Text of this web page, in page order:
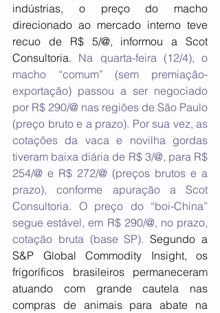
indústrias, o preço do macho
direcionado ao mercado interno teve
recuo de R$ 5/@, informou a Scot
Consultoria. Na quarta-feira (12/4), o
macho “comum” (sem premiação-
exportação) passou a ser negociado
por R$ 290/@ nas regiões de São Paulo
(preço bruto e a prazo). Por sua vez, as
cotações da vaca e novilha gordas
tiveram baixa diária de R$ 3/@, para R$
254/@ e R$ 272/@ (preços brutos e a
prazo), conforme apuração a Scot
Consultoria. O preço do “boi-China”
segue estável, em R$ 290/@, no prazo,
cotação bruta (base SP). Segundo a
S&P Global Commodity Insight, os
frigoríficos brasileiros permaneceram
atuando com grande cautela nas
compras de animais para abate na